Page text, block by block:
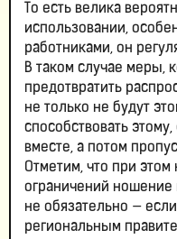
То есть велика
использовании,
работниками, он
В таком случае меры,
предотвратить
не только не будут
способствовать
вместе, а потом
Отметим, что при этом
ограничений ношение
не обязательно —
региональным